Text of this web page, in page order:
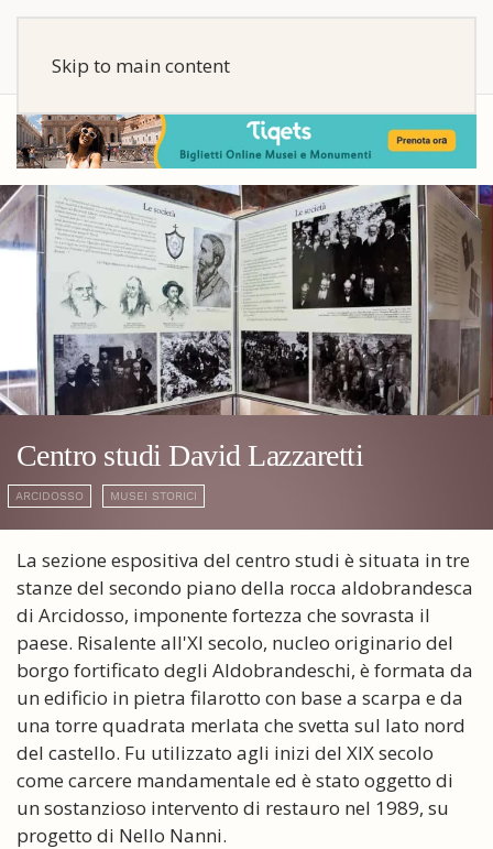
Skip to main content
Centro studi David Lazzaretti
ARCIDOSSO MUSEI STORICI
La sezione espositiva del centro studi è situata in tre
stanze del secondo piano della rocca aldobrandesca
di Arcidosso, imponente fortezza che sovrasta il
paese. Risalente all'XI secolo, nucleo originario del
borgo fortificato degli Aldobrandeschi, è formata da
un edificio in pietra filarotto con base a scarpa e da
una torre quadrata merlata che svetta sul lato nord
del castello. Fu utilizzato agli inizi del XIX secolo
come carcere mandamentale ed è stato oggetto di
un sostanzioso intervento di restauro nel 1989, su
progetto di Nello Nanni.